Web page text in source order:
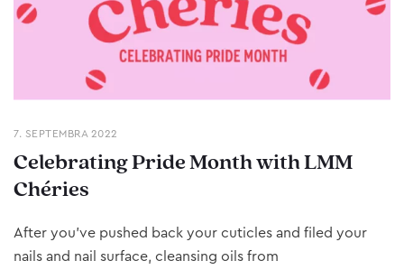
7. SEPTEMBRA 2022
Celebrating Pride Month with LMM
Chéries
After you’ve pushed back your cuticles and filed your
nails and nail surface, cleansing oils from